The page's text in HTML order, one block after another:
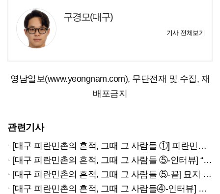
구경모(대구)
기사 전체보기
영남일보(www.yeongnam.com), 무단전재 및 수집, 재
배포금지
관련기사
[대구 피란민촌의 흔적, 그때 그 사람들 ①] 피란민이 흙벽돌 쌓아 일군 마을…대구 북구 복현1동 ‘재탄생’
[대구 피란민촌의 흔적, 그때 그 사람들 ⑤-인터뷰] “정부 따라 이동하며 손수 일군 삶터…대구 도시 형성의 출발점”
[대구 피란민촌의 흔적, 그때 그 사람들 ⑤-끝] 묘지 위 집 짓고 168계단으로 물 길어 나른 부산 피란민
[대구 피란민촌의 흔적, 그때 그 사람들④-인터뷰] 주소마저 비극이었나…대구 동구 신암동 ‘625번지’의 사투